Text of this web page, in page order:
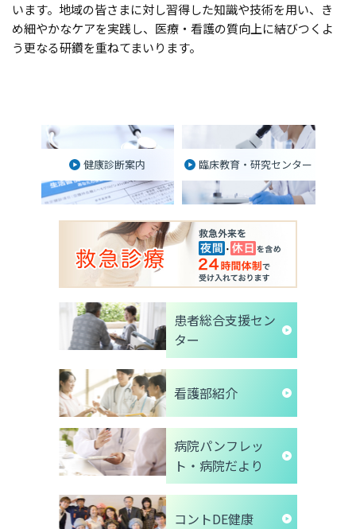
います。地域の皆さまに対し習得した知識や技術を用い、き
め細やかなケアを実践し、医療・看護の質向上に結びつくよ
う更なる研鑽を重ねてまいります。
健康診断案内 臨床教育・研究センター
患者総合支援セン
ター
看護部紹介
病院パンフレッ
ト・病院だより
コントDE健康